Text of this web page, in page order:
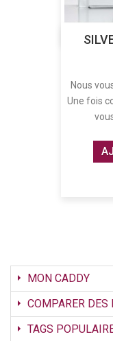
Nous
Une fois
MON CADDY
COMPARER DES
TAGS